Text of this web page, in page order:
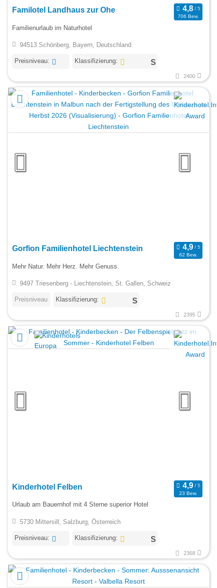
Familotel Landhaus zur Ohe
706 Bew.
Familienurlaub im Naturhotel
94513 Schönberg, Bayern, Deutschland
Preisniveau: Klassifizierung:
2400
Gorfion Familienhotel Liechtenstein
62 Bew.
Mehr Natur. Mehr Herz. Mehr Genuss.
9497 Triesenberg - Liechtenstein, St. Gallen, Schweiz
Preisniveau Klassifizierung:
2395
Kinderhotel Felben
23 Bew.
Urlaub am Bauernhof mit 4 Sterne superior Hotel
5730 Mittersill, Salzburg, Österreich
Preisniveau: Klassifizierung:
2368